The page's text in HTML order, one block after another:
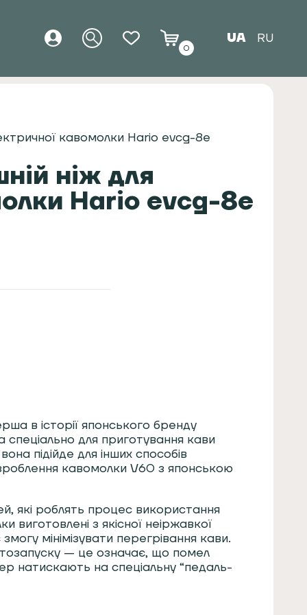
0
UA RU
кавомолки Hario evcg-8e
ніж для
Hario evcg-8e
в історії японського бренду
для приготування кави
підійде для інших способів
кавомолки V60 з японською
які роблять процес використання
з якісної неіржавкої
мінімізувати перегрівання кави.
— це означає, що помел
натискають на спеціальну “педаль-